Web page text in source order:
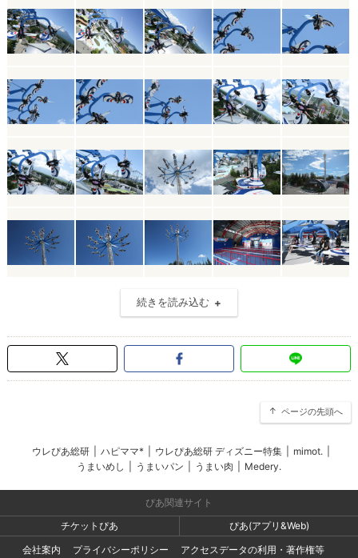
続きを読み込む
ページの先頭へ
ウレぴあ総研 ハピママ* ウレぴあ総研 ディズニー特集 mimot.
うまいめし
うまいパン うまい肉 Medery.
ぴあ関連サイト
チケットぴあ
ぴあ(アプリ&Web)
会社案内
プライバシーポリシー アクセスデータの利用・著作権等